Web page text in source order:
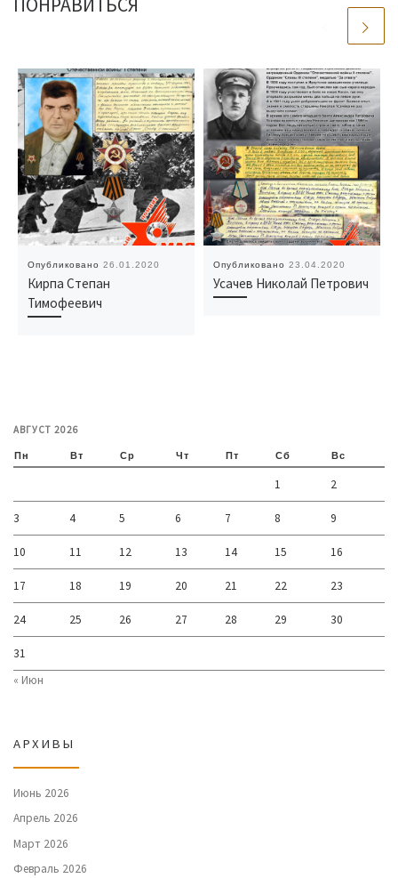
Опубликовано 26.01.2020
Кирпа Степан
Тимофеевич
Опубликовано 23.04.2020
Усачев Николай Петрович
АВГУСТ 2026
Пн Вт Ср Чт Пт Сб Вс
1 2
3 4 5 6 7 8 9
10 11 12 13 14 15 16
17 18 19 20 21 22 23
24 25 26 27 28 29 30
31
« Июн
АРХИВЫ
Июнь 2026
Апрель 2026
Март 2026
Февраль 2026